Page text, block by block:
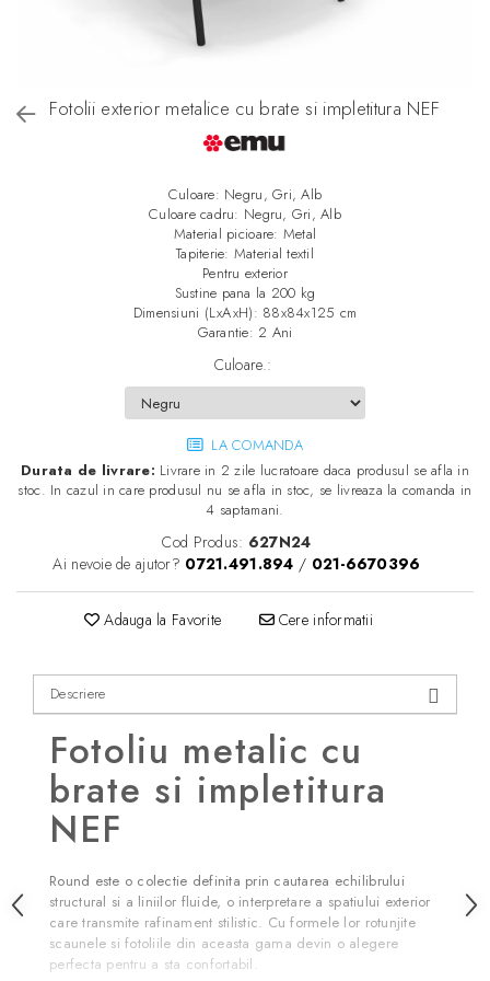
Fotolii exterior metalice cu brate si impletitura NEF
Culoare: Negru, Gri, Alb
Culoare cadru: Negru, Gri, Alb
Material picioare: Metal
Tapiterie: Material textil
Pentru exterior
Sustine pana la 200 kg
Dimensiuni (LxAxH): 88x84x125 cm
Garantie: 2 Ani
Culoare.:
LA COMANDA
Durata de livrare: Livrare in 2 zile lucratoare daca produsul se afla in
stoc. In cazul in care produsul nu se afla in stoc, se livreaza la comanda in
4 saptamani.
Cod Produs: 627N24
Ai nevoie de ajutor? 0721.491.894 / 021-6670396
Adauga la Favorite Cere informatii
Descriere
Fotoliu metalic cu
brate si impletitura
NEF
Round este o colectie definita prin cautarea echilibrului
structural si a liniilor fluide, o interpretare a spatiului exterior
care transmite rafinament stilistic. Cu formele lor rotunjite
scaunele si fotoliile din aceasta gama devin o alegere
perfecta pentru a sta confortabil.